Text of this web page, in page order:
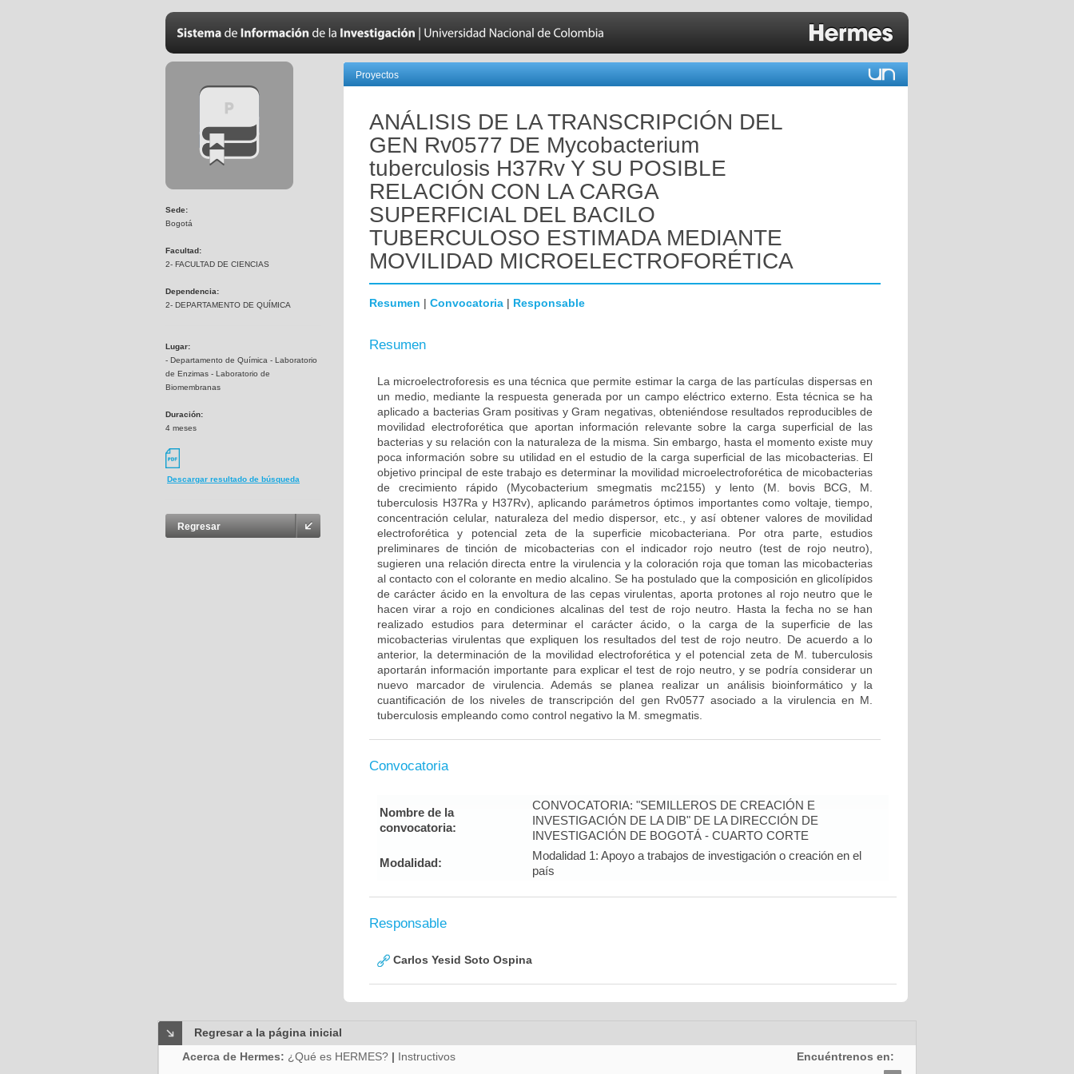
Sede:
Bogotá
Facultad:
2- FACULTAD DE CIENCIAS
Dependencia:
2- DEPARTAMENTO DE QUÍMICA
Lugar:
- Departamento de Química - Laboratorio
de Enzimas - Laboratorio de
Biomembranas
Duración:
4 meses
Descargar resultado de búsqueda
Regresar
Proyectos
ANÁLISIS DE LA TRANSCRIPCIÓN DEL
GEN Rv0577 DE Mycobacterium
tuberculosis H37Rv Y SU POSIBLE
RELACIÓN CON LA CARGA
SUPERFICIAL DEL BACILO
TUBERCULOSO ESTIMADA MEDIANTE
MOVILIDAD MICROELECTROFORÉTICA
Resumen | Convocatoria | Responsable
Resumen
La microelectroforesis es una técnica que permite estimar la carga de las partículas dispersas en
un medio, mediante la respuesta generada por un campo eléctrico externo. Esta técnica se ha
aplicado a bacterias Gram positivas y Gram negativas, obteniéndose resultados reproducibles de
movilidad electroforética que aportan información relevante sobre la carga superficial de las
bacterias y su relación con la naturaleza de la misma. Sin embargo, hasta el momento existe muy
poca información sobre su utilidad en el estudio de la carga superficial de las micobacterias. El
objetivo principal de este trabajo es determinar la movilidad microelectroforética de micobacterias
de crecimiento rápido (Mycobacterium smegmatis mc2155) y lento (M. bovis BCG, M.
tuberculosis H37Ra y H37Rv), aplicando parámetros óptimos importantes como voltaje, tiempo,
concentración celular, naturaleza del medio dispersor, etc., y así obtener valores de movilidad
electroforética y potencial zeta de la superficie micobacteriana. Por otra parte, estudios
preliminares de tinción de micobacterias con el indicador rojo neutro (test de rojo neutro),
sugieren una relación directa entre la virulencia y la coloración roja que toman las micobacterias
al contacto con el colorante en medio alcalino. Se ha postulado que la composición en glicolípidos
de carácter ácido en la envoltura de las cepas virulentas, aporta protones al rojo neutro que le
hacen virar a rojo en condiciones alcalinas del test de rojo neutro. Hasta la fecha no se han
realizado estudios para determinar el carácter ácido, o la carga de la superficie de las
micobacterias virulentas que expliquen los resultados del test de rojo neutro. De acuerdo a lo
anterior, la determinación de la movilidad electroforética y el potencial zeta de M. tuberculosis
aportarán información importante para explicar el test de rojo neutro, y se podría considerar un
nuevo marcador de virulencia. Además se planea realizar un análisis bioinformático y la
cuantificación de los niveles de transcripción del gen Rv0577 asociado a la virulencia en M.
tuberculosis empleando como control negativo la M. smegmatis.
Convocatoria
Nombre de la
convocatoria:
CONVOCATORIA: "SEMILLEROS DE CREACIÓN E
INVESTIGACIÓN DE LA DIB" DE LA DIRECCIÓN DE
INVESTIGACIÓN DE BOGOTÁ - CUARTO CORTE
Modalidad:
Modalidad 1: Apoyo a trabajos de investigación o creación en el
país
Responsable
Carlos Yesid Soto Ospina
Regresar a la página inicial
Acerca de Hermes: ¿Qué es HERMES? | Instructivos Encuéntrenos en: